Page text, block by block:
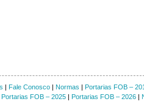
| Fale Conosco| Normas | Portarias FOB –
Portarias FOB – 2025| Portarias FOB – 2026|